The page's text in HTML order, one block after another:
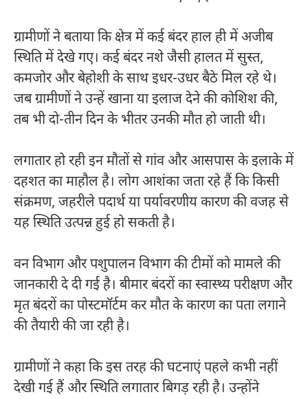
ग्रामीणों ने बताया कि क्षेत्र में कई बंदर हाल ही में अजीब
स्थिति में देखे गए। कई बंदर नशे जैसी हालत में सुस्त,
कमजोर और बेहोशी के साथ इधर-उधर बैठे मिल रहे थे।
जब ग्रामीणों ने उन्हें खाना या इलाज देने की कोशिश की,
तब भी दो-तीन दिन के भीतर उनकी मौत हो जाती थी।
लगातार हो रही इन मौतों से गांव और आसपास के इलाके में
दहशत का माहौल है। लोग आशंका जता रहे हैं कि किसी
संक्रमण, जहरीले पदार्थ या पर्यावरणीय कारण की वजह से
यह स्थिति उत्पन्न हुई हो सकती है।
वन विभाग और पशुपालन विभाग की टीमों को मामले की
जानकारी दे दी गई है। बीमार बंदरों का स्वास्थ्य परीक्षण और
मृत बंदरों का पोस्टमॉर्टम कर मौत के कारण का पता लगाने
की तैयारी की जा रही है।
ग्रामीणों ने कहा कि इस तरह की घटनाएं पहले कभी नहीं
देखी गई हैं और स्थिति लगातार बिगड़ रही है। उन्होंने